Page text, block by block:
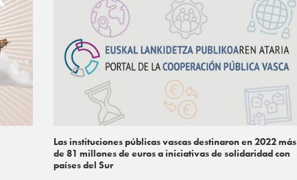
Las instituciones públicas vascas destinaron en 2022 más
de 81 millones de euros a iniciativas de solidaridad con
países del Sur